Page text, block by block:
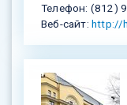
Телефон: (812)
Веб-сайт: http://